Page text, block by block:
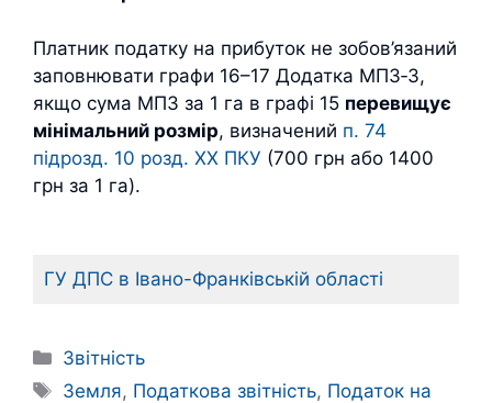
Платник податку на прибуток не зобов’язаний
заповнювати графи 16–17 Додатка МПЗ‑З,
якщо сума МПЗ за 1 га в графі 15 перевищує
мінімальний розмір, визначений п. 74
підрозд. 10 розд. ХХ ПКУ (700 грн або 1400
грн за 1 га).
ГУ ДПС в Івано-Франківській області
Категорії
Звітність
Позначки
Земля, Податкова звітність, Податок на